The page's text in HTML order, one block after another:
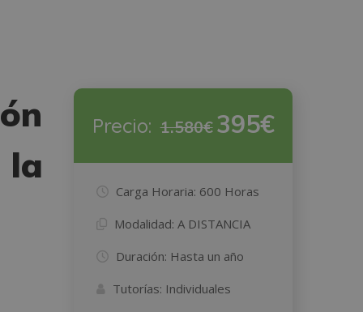
la
Precio: 1.580€ 395€
Carga Horaria: 600 Horas
Modalidad: A DISTANCIA
Duración: Hasta un año
Tutorías: Individuales